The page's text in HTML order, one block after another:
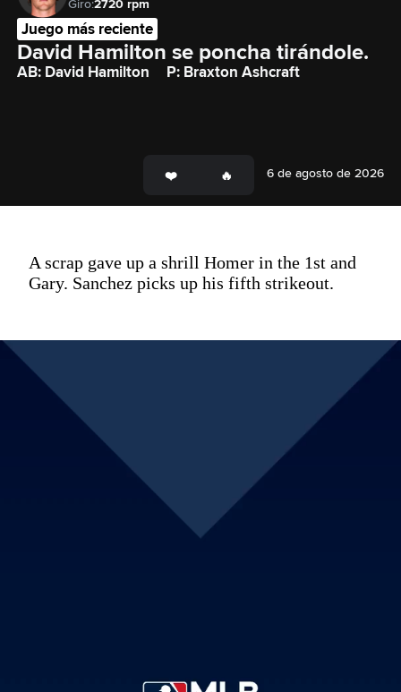
Giro:2720 rpm
Juego más reciente
David Hamilton se poncha tirándole.
AB: David Hamilton P: Braxton Ashcraft
6 de agosto de 2026
A scrap gave up a shrill Homer in the 1st and
Gary. Sanchez picks up his fifth strikeout.